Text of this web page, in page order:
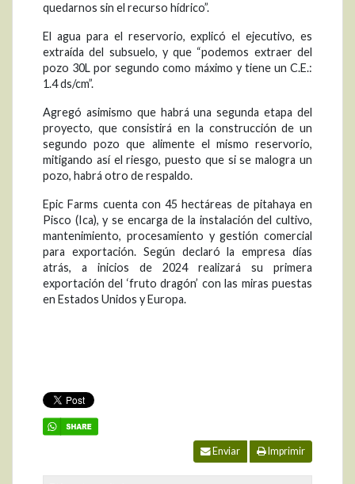
quedarnos sin el recurso hídrico”.
El agua para el reservorio, explicó el ejecutivo, es
extraída del subsuelo, y que “podemos extraer del
pozo 30L por segundo como máximo y tiene un C.E.:
1.4 ds/cm”.
Agregó asimismo que habrá una segunda etapa del
proyecto, que consistirá en la construcción de un
segundo pozo que alimente el mismo reservorio,
mitigando así el riesgo, puesto que si se malogra un
pozo, habrá otro de respaldo.
Epic Farms cuenta con 45 hectáreas de pitahaya en
Pisco (Ica), y se encarga de la instalación del cultivo,
mantenimiento, procesamiento y gestión comercial
para exportación. Según declaró la empresa días
atrás, a inicios de 2024 realizará su primera
exportación del ‘fruto dragón’ con las miras puestas
en Estados Unidos y Europa.
Enviar Imprimir